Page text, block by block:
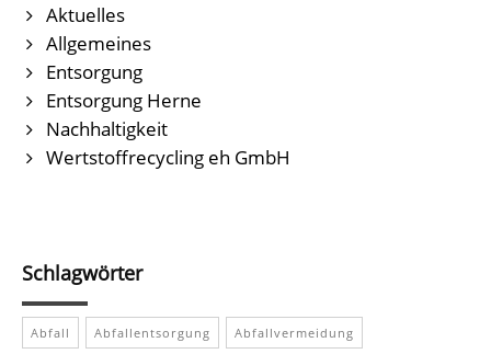
Aktuelles
Allgemeines
Entsorgung
Entsorgung Herne
Nachhaltigkeit
Wertstoffrecycling eh GmbH
Schlagwörter
Abfall Abfallentsorgung Abfallvermeidung